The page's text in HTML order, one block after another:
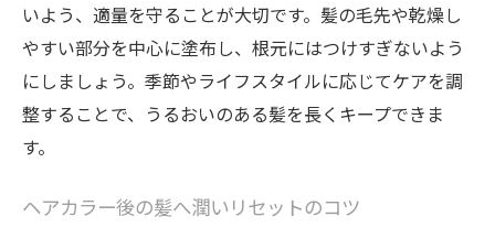
選び方で差が出る洗い流さないタイプ
いよう、適量を守ることが大切です。髪の毛先や乾燥し
やすい部分を中心に塗布し、根元にはつけすぎないよう
にしましょう。季節やライフスタイルに応じてケアを調
整することで、うるおいのある髪を長くキープできま
す。
ヘアカラー後の髪へ潤いリセットのコツ